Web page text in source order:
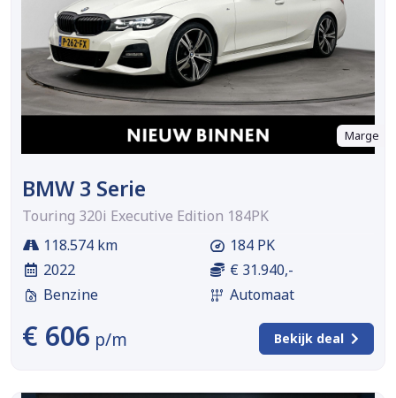
Marge
BMW 3 Serie
Touring 320i Executive Edition 184PK
118.574 km
2022
Benzine
184 PK
€ 31.940,-
Automaat
€ 606 p/m Bekijk deal